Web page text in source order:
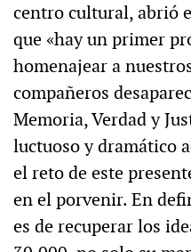
centro cultural, abrió
que «hay un primer
homenajear a
compañeros
Memoria, Verdad y
luctuoso y dramático
el reto de este
en el porvenir. En
es de recuperar los